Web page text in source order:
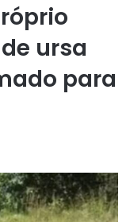
ursa
para